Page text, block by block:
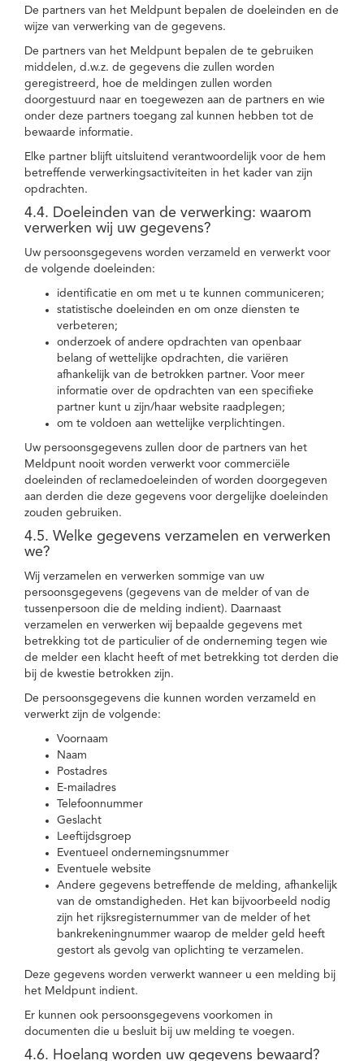
De partners van het Meldpunt bepalen de doeleinden en de
wijze van verwerking van de gegevens.
De partners van het Meldpunt bepalen de te gebruiken
middelen, d.w.z. de gegevens die zullen worden
geregistreerd, hoe de meldingen zullen worden
doorgestuurd naar en toegewezen aan de partners en wie
onder deze partners toegang zal kunnen hebben tot de
bewaarde informatie.
Elke partner blijft uitsluitend verantwoordelijk voor de hem
betreffende verwerkingsactiviteiten in het kader van zijn
opdrachten.
4.4. Doeleinden van de verwerking: waarom
verwerken wij uw gegevens?
Uw persoonsgegevens worden verzameld en verwerkt voor
de volgende doeleinden:
identificatie en om met u te kunnen communiceren;
statistische doeleinden en om onze diensten te
verbeteren;
onderzoek of andere opdrachten van openbaar
belang of wettelijke opdrachten, die variëren
afhankelijk van de betrokken partner. Voor meer
informatie over de opdrachten van een specifieke
partner kunt u zijn/haar website raadplegen;
om te voldoen aan wettelijke verplichtingen.
Uw persoonsgegevens zullen door de partners van het
Meldpunt nooit worden verwerkt voor commerciële
doeleinden of reclamedoeleinden of worden doorgegeven
aan derden die deze gegevens voor dergelijke doeleinden
zouden gebruiken.
4.5. Welke gegevens verzamelen en verwerken
we?
Wij verzamelen en verwerken sommige van uw
persoonsgegevens (gegevens van de melder of van de
tussenpersoon die de melding indient). Daarnaast
verzamelen en verwerken wij bepaalde gegevens met
betrekking tot de particulier of de onderneming tegen wie
de melder een klacht heeft of met betrekking tot derden die
bij de kwestie betrokken zijn.
De persoonsgegevens die kunnen worden verzameld en
verwerkt zijn de volgende:
Voornaam
Naam
Postadres
E-mailadres
Telefoonnummer
Geslacht
Leeftijdsgroep
Eventueel ondernemingsnummer
Eventuele website
Andere gegevens betreffende de melding, afhankelijk
van de omstandigheden. Het kan bijvoorbeeld nodig
zijn het rijksregisternummer van de melder of het
bankrekeningnummer waarop de melder geld heeft
gestort als gevolg van oplichting te verzamelen.
Deze gegevens worden verwerkt wanneer u een melding bij
het Meldpunt indient.
Er kunnen ook persoonsgegevens voorkomen in
documenten die u besluit bij uw melding te voegen.
4.6. Hoelang worden uw gegevens bewaard?